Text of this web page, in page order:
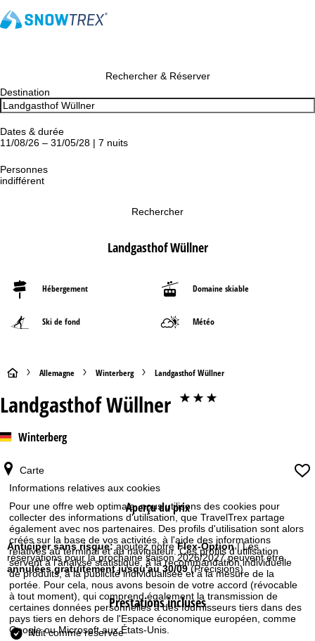
Informations relatives aux cookies
Pour une offre web optimale, nous utilisons des cookies pour
collecter des informations d'utilisation, que TravelTrex partage
également avec nos partenaires. Des profils d'utilisation sont alors
créés sur la base de vos activités, à l'aide des informations
relatives au terminal et au navigateur. Ces profils d'utilisation
servent à l'analyse statistique, à la recommandation individuelle
de produits, à la publicité individualisée et à la mesure de la
portée. Pour cela, nous avons besoin de votre accord (révocable
à tout moment), qui comprend également la transmission de
certaines données personnelles à des fournisseurs tiers dans des
pays tiers en dehors de l'Espace économique européen, comme
Google ou Microsoft aux États-Unis.
Rechercher & Réserver
Destination
Dates & durée
11/08/26 – 31/05/28 | 7 nuits
Personnes
indifférent
Rechercher
Landgasthof Wüllner
Hébergement Domaine skiable
Ski de fond Météo
P
a
d
'
a
c
c
u
Allemagne Winterberg Landgasthof Wüllner
Landgasthof Wüllner ***
Winterberg
Carte
Aperçu du prix
Anticiper sans risque:ajoutez notreFlex-Option| Les
réservations pour la prochaine saison 2026/2027 peuvent être
annulées gratuitement jusqu'au 30/09 (Précisions)
Prestations incluses
Nuit comme réservée